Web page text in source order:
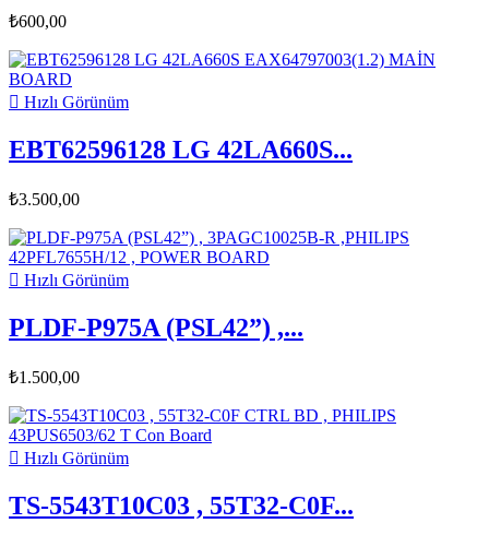
₺600,00
 Hızlı Görünüm
EBT62596128 LG 42LA660S...
₺3.500,00
 Hızlı Görünüm
PLDF-P975A (PSL42”) ,...
₺1.500,00
 Hızlı Görünüm
TS-5543T10C03 , 55T32-C0F...